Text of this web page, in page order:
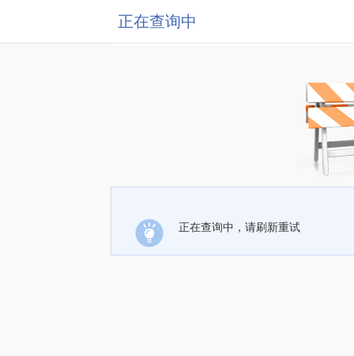
正在查询中
正在查询中，请刷新重试